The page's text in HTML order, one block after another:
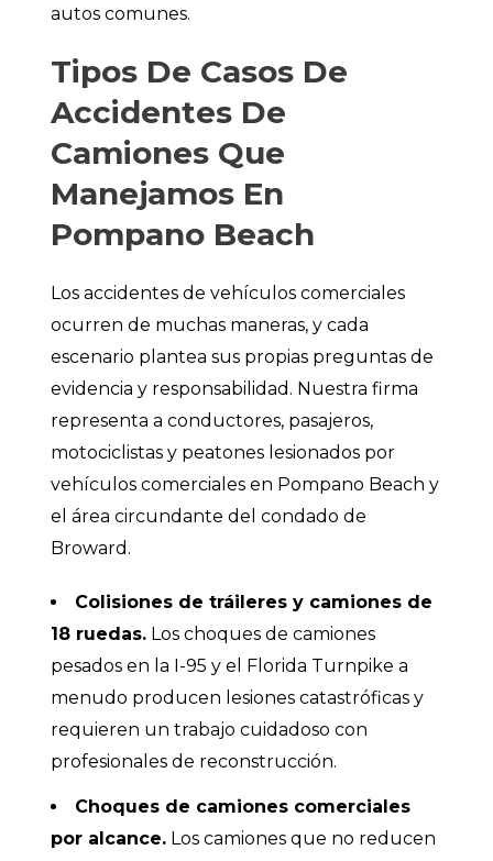
autos comunes.
Tipos De Casos De
Accidentes De
Camiones Que
Manejamos En
Pompano Beach
Los accidentes de vehículos comerciales
ocurren de muchas maneras, y cada
escenario plantea sus propias preguntas de
evidencia y responsabilidad. Nuestra firma
representa a conductores, pasajeros,
motociclistas y peatones lesionados por
vehículos comerciales en Pompano Beach y
el área circundante del condado de
Broward.
Colisiones de tráileres y camiones de
18 ruedas. Los choques de camiones
pesados en la I-95 y el Florida Turnpike a
menudo producen lesiones catastróficas y
requieren un trabajo cuidadoso con
profesionales de reconstrucción.
Choques de camiones comerciales
por alcance. Los camiones que no reducen